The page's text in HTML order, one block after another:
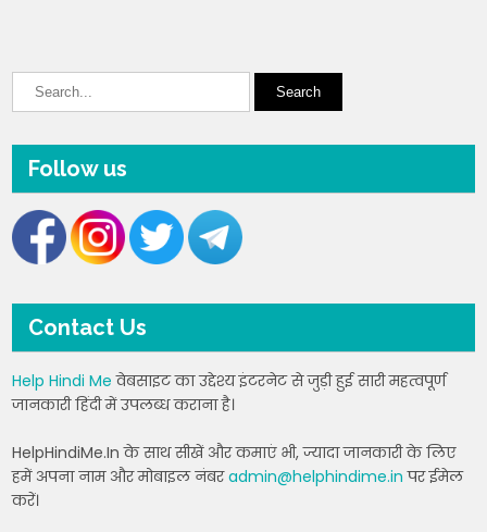
Follow us
Contact Us
Help Hindi Me वेबसाइट का उद्देश्य इंटरनेट से जुड़ी हुई सारी महत्वपूर्ण
जानकारी हिंदी में उपलब्ध कराना है।
HelpHindiMe.In के साथ सीखें और कमाएं भी, ज्यादा जानकारी के लिए
हमें अपना नाम और मोबाइल नंबरadmin@helphindime.in पर ईमेल
करें।